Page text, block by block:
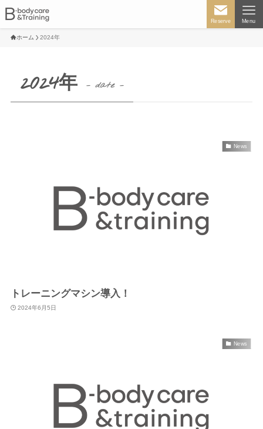
Reserve Menu
ホーム 2024年
2024年 – date –
News
トレーニングマシン導入！
2024年6月5日
News